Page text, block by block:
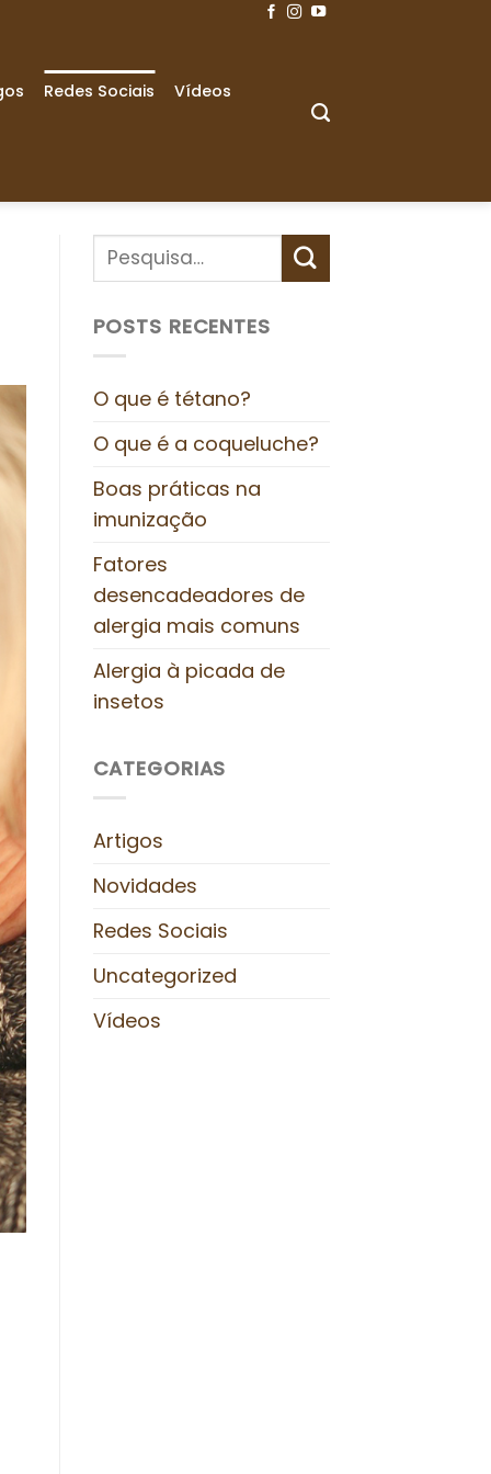
Redes Sociais Vídeos
POSTS RECENTES
O que é tétano?
O que é a coqueluche?
Boas práticas na
imunização
Fatores
desencadeadores de
alergia mais comuns
Alergia à picada de
insetos
CATEGORIAS
Artigos
Novidades
Redes Sociais
Uncategorized
Vídeos